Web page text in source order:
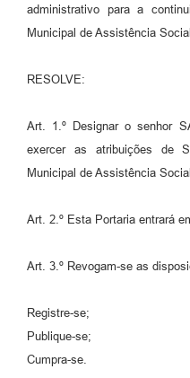
Agenda
SIC
Diário Oficial
administrativo para a
Municipal de Assistência
RESOLVE:
Art. 1.º Designar o senhor
exercer as atribuições de
Municipal de Assistência
Art. 2.º Esta Portaria entrará
Art. 3.º Revogam-se as
Registre-se;
Publique-se;
Cumpra-se.